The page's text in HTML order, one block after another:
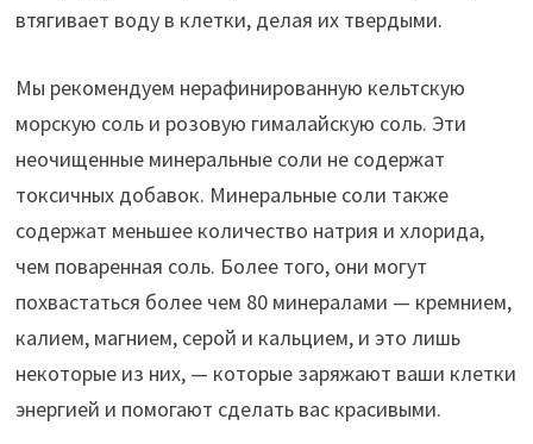
втягивает воду в клетки, делая их твердыми.
Мы рекомендуем нерафинированную кельтскую
морскую соль и розовую гималайскую соль. Эти
неочищенные минеральные соли не содержат
токсичных добавок. Минеральные соли также
содержат меньшее количество натрия и хлорида,
чем поваренная соль. Более того, они могут
похвастаться более чем 80 минералами — кремнием,
калием, магнием, серой и кальцием, и это лишь
некоторые из них, — которые заряжают ваши клетки
энергией и помогают сделать вас красивыми.